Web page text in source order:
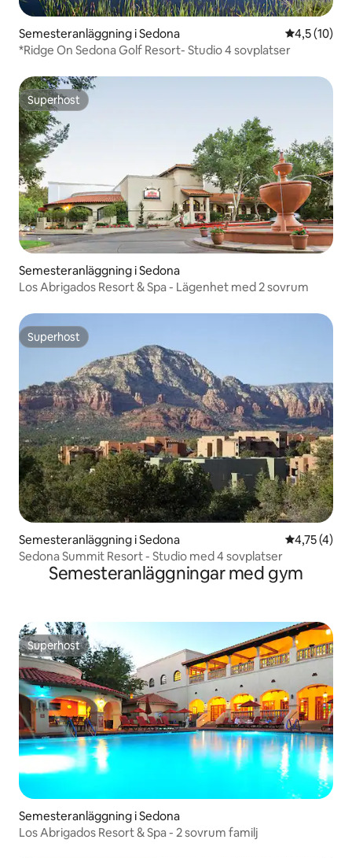
Semesteranläggning i Sedona 4,5 av 5 i
4,5 (10)
*Ridge On Sedona Golf Resort- Studio 4 sovplatser
Superhost
Superhost
Semesteranläggning i Sedona
Los Abrigados Resort & Spa - Lägenhet med 2 sovrum
Superhost
Superhost
Semesteranläggning i Sedona 4,75 av 5 i
4,75 (4)
Sedona Summit Resort - Studio med 4 sovplatser
Semesteranläggningar med gym
Superhost
Superhost
Semesteranläggning i Sedona
Los Abrigados Resort & Spa - 2 sovrum familj